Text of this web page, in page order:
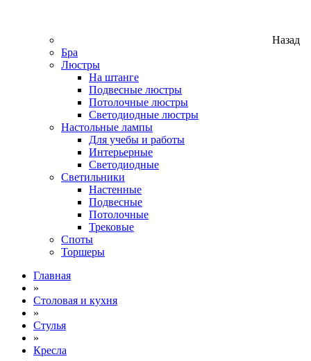
Назад
Бра
Люстры
На штанге
Подвесные люстры
Потолочные люстры
Светодиодные люстры
Настольные лампы
Для учебы и работы
Интерьерные
Светодиодные
Светильники
Настенные
Подвесные
Потолочные
Трековые
Споты
Торшеры
Главная
»
Столовая и кухня
»
Стулья
»
Кресла